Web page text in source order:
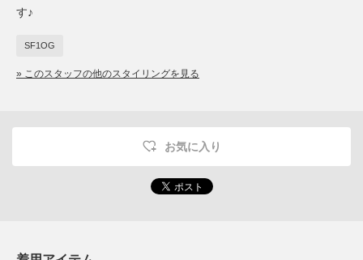
す♪
SF1OG
» このスタッフの他のスタイリングを見る
お気に入り